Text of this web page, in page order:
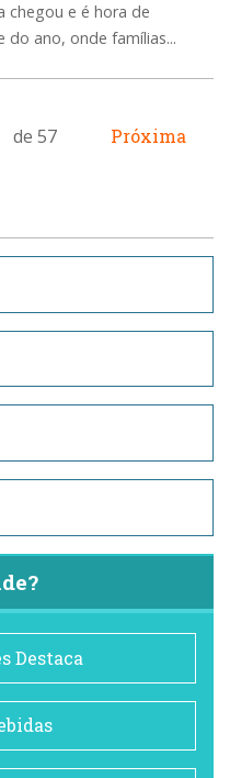
chegou e é hora de
do ano, onde famílias...
de 57 Próxima
Destaca